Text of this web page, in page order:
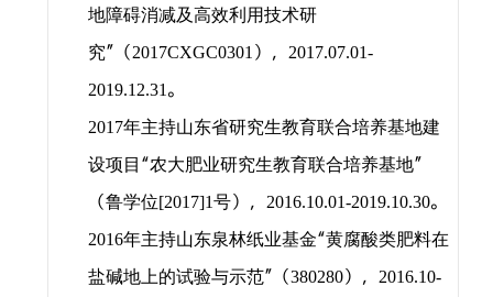
地障碍消减及高效利用技术研
究”（2017CXGC0301），
2017.07.01-
2019.12.31。
2017年主持山东省研究生教育联合培养基地建
设项目“农大肥业研究生教育联合培养基地”
（鲁学位[2017]1号）， 2016.10.01-2019.10.30。
2016年主持山东泉林纸业基金“黄腐酸类肥料在
盐碱地上的试验与示范”（380280），
2016.10-